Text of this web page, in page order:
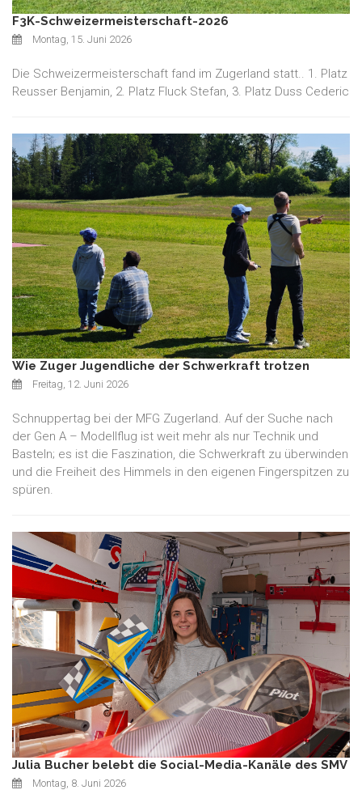
F3K-Schweizermeisterschaft-2026
Montag, 15. Juni 2026
Die Schweizermeisterschaft fand im Zugerland statt.. 1. Platz
Reusser Benjamin, 2. Platz Fluck Stefan, 3. Platz Duss Cederic
Wie Zuger Jugendliche der Schwerkraft trotzen
Freitag, 12. Juni 2026
Schnuppertag bei der MFG Zugerland. Auf der Suche nach
der Gen A – Modellflug ist weit mehr als nur Technik und
Basteln; es ist die Faszination, die Schwerkraft zu überwinden
und die Freiheit des Himmels in den eigenen Fingerspitzen zu
spüren.
Julia Bucher belebt die Social-Media-Kanäle des SMV
Montag, 8. Juni 2026